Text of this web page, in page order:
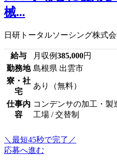
械...
日研トータルソーシング株式
給与 月収例385,000円
勤務地 島根県 出雲市
寮・社
宅
あり（無料）
仕事内
容
コンデンサの加工・製
工場 / 交替制
＼最短45秒で完了／
応募へ進む